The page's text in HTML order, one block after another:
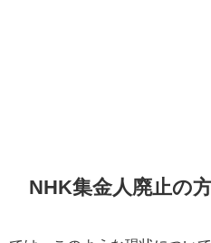
NHK集金人廃止の